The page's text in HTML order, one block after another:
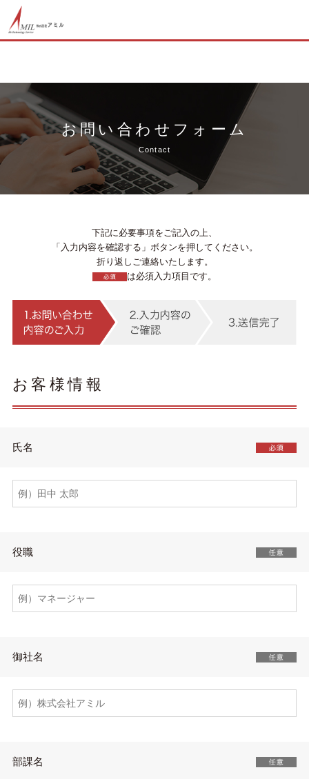
お問い合わせフォーム
Contact
下記に必要事項をご記入の上、
「入力内容を確認する」ボタンを押してください。
折り返しご連絡いたします。
は必須入力項目です。
お客様情報
氏名
役職
御社名
部課名